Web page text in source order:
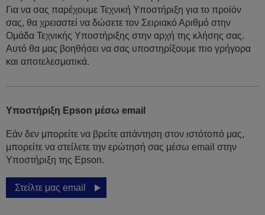
Για να σας παρέχουμε Τεχνική Υποστήριξη για το προϊόν
σας, θα χρειαστεί να δώσετε τον Σειριακό Αριθμό στην
Ομάδα Τεχνικής Υποστήριξης στην αρχή της κλήσης σας.
Αυτό θα μας βοηθήσει να σας υποστηρίξουμε πιο γρήγορα
και αποτελεσματικά.
Υποστήριξη Epson μέσω email
Εάν δεν μπορείτε να βρείτε απάντηση στον ιστότοπό μας,
μπορείτε να στείλετε την ερώτησή σας μέσω email στην
Υποστήριξη της Epson.
Στείλτε μας email